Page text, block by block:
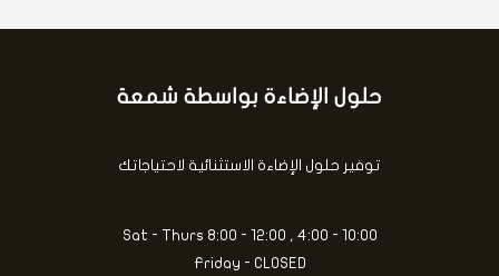
حلول الإضاءة بواسطة شمعة
توفير حلول الإضاءة الاستثنائية لاحتياجاتك
Sat - Thurs 8:00 - 12:00 , 4:00 - 10:00
Friday - CLOSED